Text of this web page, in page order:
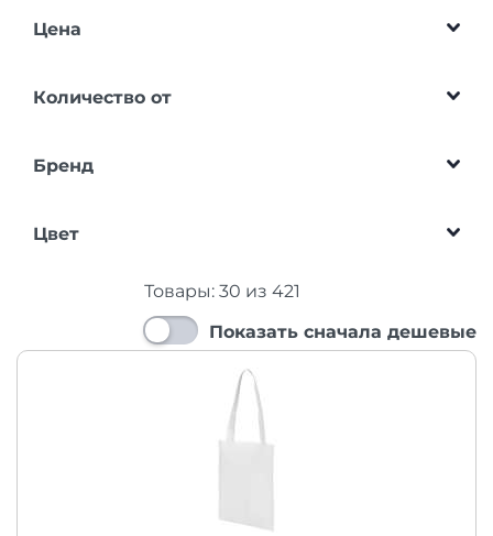
Цена
Количество от
Бренд
Цвет
Товары: 30 из 421
Показать сначала дешевые